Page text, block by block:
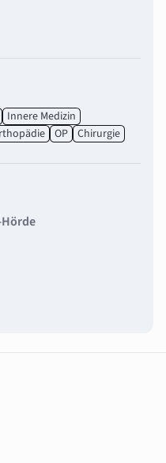
Innere Medizin
OP Chirurgie